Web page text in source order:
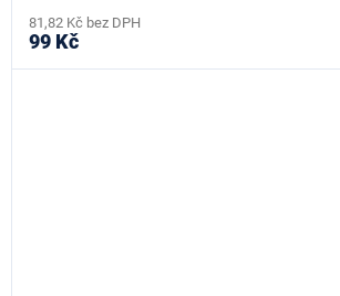
81,82 Kč bez DPH
99 Kč